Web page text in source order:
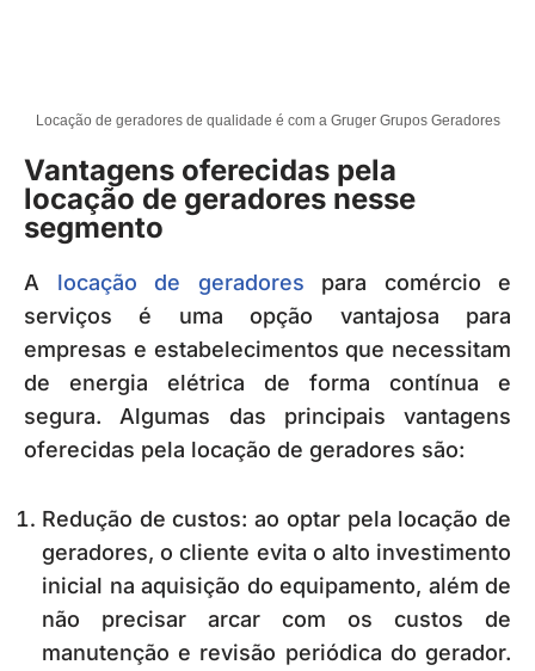
Locação de geradores de qualidade é com a Gruger Grupos Geradores
Vantagens oferecidas pela
locação de geradores nesse
segmento
A locação de geradores para comércio e
serviços é uma opção vantajosa para
empresas e estabelecimentos que necessitam
de energia elétrica de forma contínua e
segura. Algumas das principais vantagens
oferecidas pela locação de geradores são:
Redução de custos: ao optar pela locação de
geradores, o cliente evita o alto investimento
inicial na aquisição do equipamento, além de
não precisar arcar com os custos de
manutenção e revisão periódica do gerador.